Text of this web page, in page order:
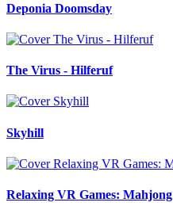
Deponia Doomsday
The Virus - Hilferuf
Skyhill
Relaxing VR Games: Mahjong